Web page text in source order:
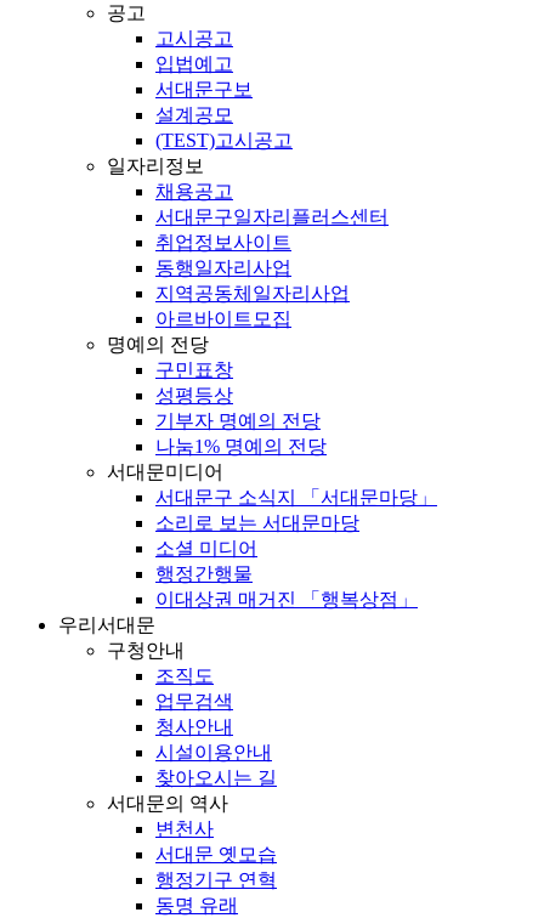
공고
고시공고
입법예고
서대문구보
설계공모
(TEST)고시공고
일자리정보
채용공고
서대문구일자리플러스센터
취업정보사이트
동행일자리사업
지역공동체일자리사업
아르바이트모집
명예의 전당
구민표창
성평등상
기부자 명예의 전당
나눔1% 명예의 전당
서대문미디어
서대문구 소식지 「서대문마당」
소리로 보는 서대문마당
소셜 미디어
행정간행물
이대상권 매거진 「행복상점」
우리서대문
구청안내
조직도
업무검색
청사안내
시설이용안내
찾아오시는 길
서대문의 역사
변천사
서대문 옛모습
행정기구 연혁
동명 유래